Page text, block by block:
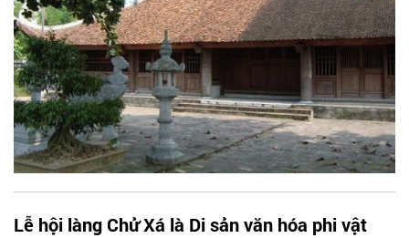
Lễ hội làng Chử Xá là Di sản văn hóa phi vật